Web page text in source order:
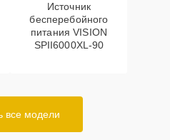
Источник
бесперебойного
питания VISION
SPII6000XL-90
все модели